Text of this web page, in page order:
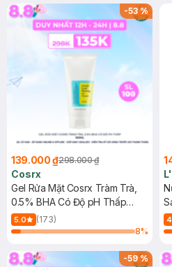
-53%
139.000 ₫298.000 ₫
Cosrx
Gel Rửa Mặt Cosrx Tràm Trà,
0.5% BHA Có Độ pH Thấp
150ml
5.0
(173)
8%
-59%